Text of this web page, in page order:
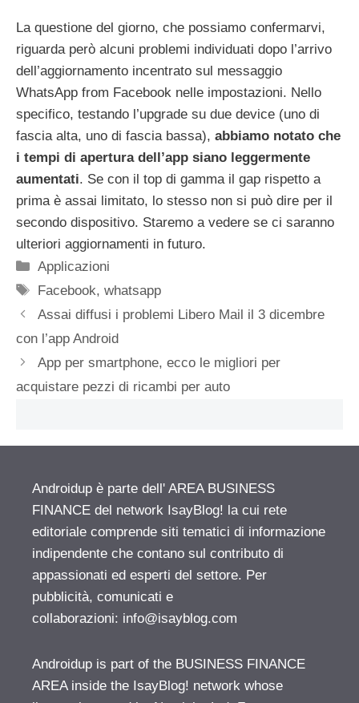
La questione del giorno, che possiamo confermarvi,
riguarda però alcuni problemi individuati dopo l’arrivo
dell’aggiornamento incentrato sul messaggio
WhatsApp from Facebook nelle impostazioni. Nello
specifico, testando l’upgrade su due device (uno di
fascia alta, uno di fascia bassa), abbiamo notato che
i tempi di apertura dell’app siano leggermente
aumentati. Se con il top di gamma il gap rispetto a
prima è assai limitato, lo stesso non si può dire per il
secondo dispositivo. Staremo a vedere se ci saranno
ulteriori aggiornamenti in futuro.
Categorie
Applicazioni
Tag
Facebook,whatsapp
Assai diffusi i problemi Libero Mail il 3 dicembre
con l’app Android
App per smartphone, ecco le migliori per
acquistare pezzi di ricambi per auto
Androidup è parte dell' AREA BUSINESS
FINANCE del network IsayBlog! la cui rete
editoriale comprende siti tematici di informazione
indipendente che contano sul contributo di
appassionati ed esperti del settore. Per
pubblicità, comunicati e
collaborazioni: info@isayblog.com
Androidup is part of the BUSINESS FINANCE
AREA inside the IsayBlog! network whose